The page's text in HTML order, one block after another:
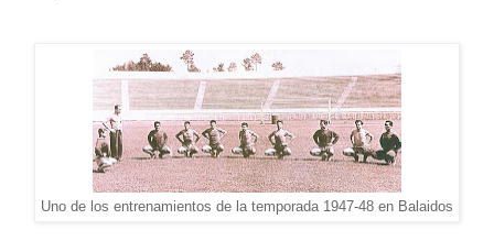
Uno de los entrenamientos de la temporada 1947-48 en Balaidos